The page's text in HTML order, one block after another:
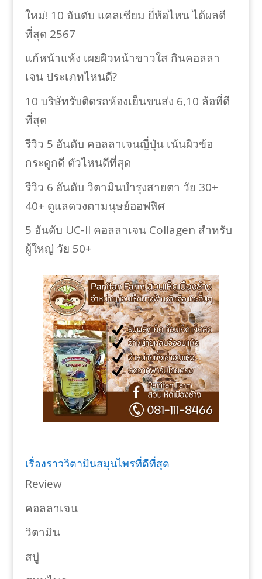
ใหม่! 10 อันดับ แคลเซียม ยี่ห้อไหน ได้ผลดี
ที่สุด 2567
แก้หน้าแห้ง เผยผิวหน้าขาวใส กินคอลลา
เจน ประเภทไหนดี?
10 บริษัทรับติดรถห้องเย็นขนส่ง 6,10 ล้อที่ดี
ที่สุด
รีวิว 5 อันดับ คอลลาเจนญี่ปุ่น เน้นผิวข้อ
กระดูกดี ตัวไหนดีที่สุด
รีวิว 6 อันดับ วิตามินบำรุงสายตา วัย 30+
40+ ดูแลดวงตามนุษย์ออฟฟิศ
5 อันดับ UC-II คอลลาเจน Collagen สำหรับ
ผู้ใหญ่ วัย 50+
เรื่องราววิตามินสมุนไพรที่ดีที่สุด
Review
คอลลาเจน
วิตามิน
สบู่